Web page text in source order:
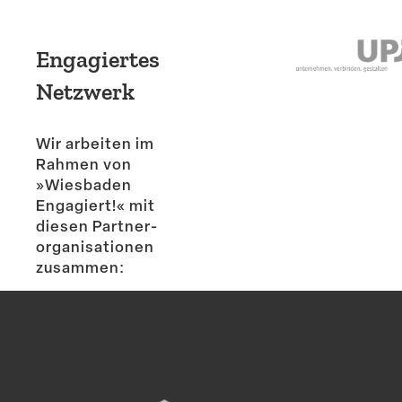
Engagiertes
Netzwerk
Wir arbeiten im
Rahmen von
»Wiesbaden
Engagiert!« mit
diesen Partner­
or­ga­ni­sa­tionen
zusammen: